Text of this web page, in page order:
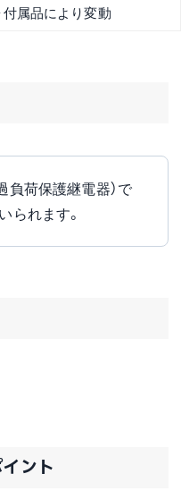
付属品により変動
負荷保護継電器）で
られます。
ント